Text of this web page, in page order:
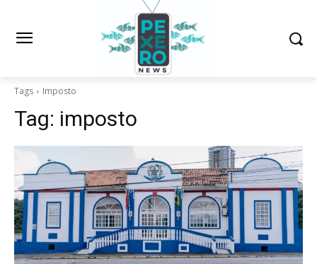
Tags Imposto
Tag: imposto